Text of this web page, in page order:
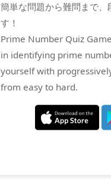
簡単な問題から難問まで、
す！
Prime Number Quiz
in identifying prime
yourself with
from easy to hard.